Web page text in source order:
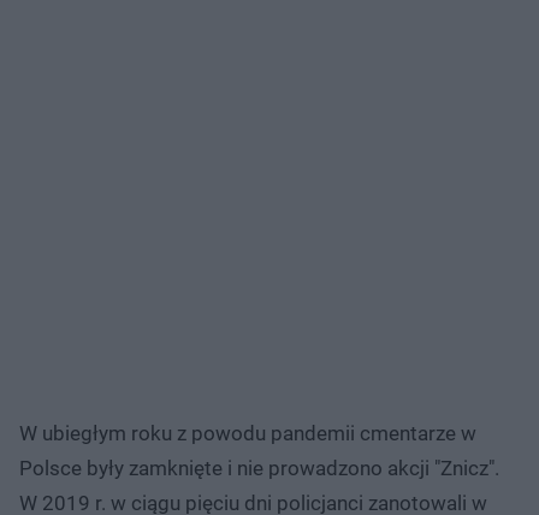
W ubiegłym roku z powodu pandemii cmentarze w
Polsce były zamknięte i nie prowadzono akcji "Znicz".
W 2019 r. w ciągu pięciu dni policjanci zanotowali w